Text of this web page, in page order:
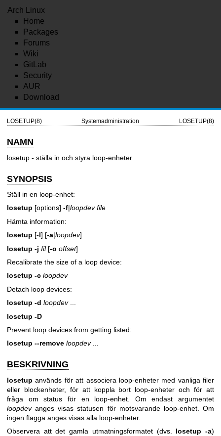
Arch Linux
Home
Packages
Forums
Wiki
GitLab
Security
AUR
Download
LOSETUP(8) Systemadministration LOSETUP(8)
NAMN
losetup - ställa in och styra loop-enheter
SYNOPSIS
Ställ in en loop-enhet:
losetup [options] -f|loopdev file
Hämta information:
losetup [-l] [-a|loopdev]
losetup -j fil[-o offset]
Recalibrate the size of a loop device:
losetup -c loopdev
Detach loop devices:
losetup -d loopdev...
losetup -D
Prevent loop devices from getting listed:
losetup --remove loopdev...
BESKRIVNING
losetup används för att associera loop-enheter med vanliga filer
eller blockenheter, för att koppla bort loop-enheter och för att
fråga om status för en loop-enhet. Om endast argumentet
loopdevanges visas statusen för motsvarande loop-enhet. Om
ingen flagga anges visas alla loop-enheter.
Observera att det gamla utmatningsformatet (dvs. losetup -a)